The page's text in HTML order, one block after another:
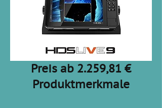
Preis ab 2.259,81 €
Produktmerkmale